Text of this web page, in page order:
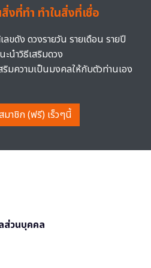
งที่ทำ ทำในสิ่งที่เชื่อ
ขดัง ดวงรายวัน รายเดือน รายปี
นำวิธีเสริมดวง
มความเป็นมงคลให้กับตัวท่านเอง
มาชิก (ฟรี) เร็วๆนี้
ส่วนบุคคล